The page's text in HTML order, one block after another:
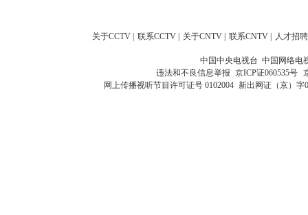
关于CCTV 联系CCTV 关于CNTV 联系CNTV 人才招聘
中国中央电视台 中国网络电
违法和不良信息举报 京ICP证060535号
网上传播视听节目许可证号 0102004 新出网证（京）